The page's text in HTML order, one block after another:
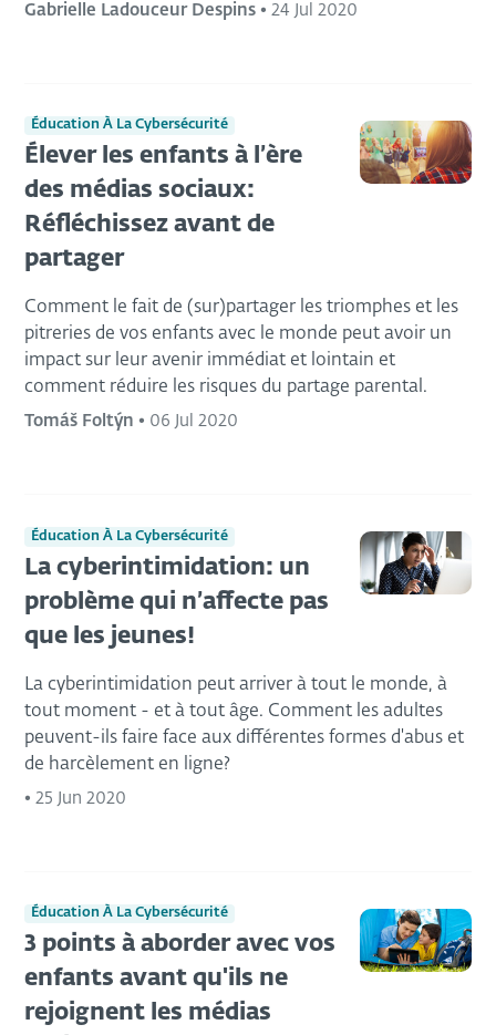
Gabrielle Ladouceur Despins • 24 Jul 2020
Éducation À La Cybersécurité
Élever les enfants à l’ère
des médias sociaux:
Réfléchissez avant de
partager
Comment le fait de (sur)partager les triomphes et les
pitreries de vos enfants avec le monde peut avoir un
impact sur leur avenir immédiat et lointain et
comment réduire les risques du partage parental.
Tomáš Foltýn • 06 Jul 2020
Éducation À La Cybersécurité
La cyberintimidation: un
problème qui n’affecte pas
que les jeunes!
La cyberintimidation peut arriver à tout le monde, à
tout moment - et à tout âge. Comment les adultes
peuvent-ils faire face aux différentes formes d'abus et
de harcèlement en ligne?
• 25 Jun 2020
Éducation À La Cybersécurité
3 points à aborder avec vos
enfants avant qu'ils ne
rejoignent les médias